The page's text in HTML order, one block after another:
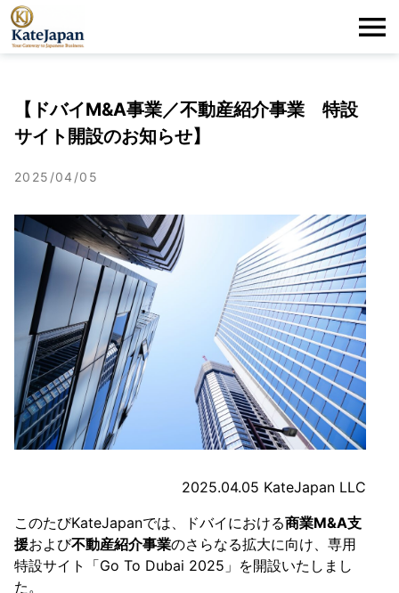
KateJapan
LLC
【ドバイM&A事業／不動産紹介事業 特設
サイト開設のお知らせ】
2025/04/05
2025.04.05 KateJapan LLC
このたびKateJapanでは、ドバイにおける商業M&A支
援および不動産紹介事業のさらなる拡大に向け、専用
特設サイト「Go To Dubai 2025」を開設いたしまし
た。